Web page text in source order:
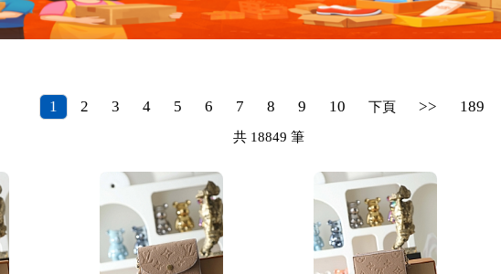
1 2 3 4 5 6 7 8 9 10 下頁 >> 189
共18849 筆